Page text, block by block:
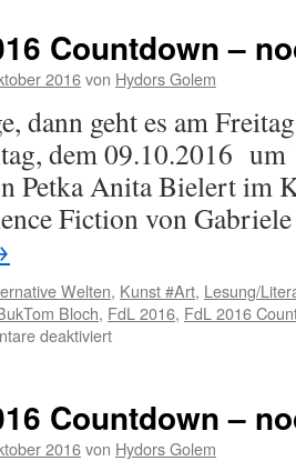
Countdown
–
2
Tage
Countdown –
2016von Hydors Golem
dann geht es am
dem 09.10.2016 um
Petka Anita Bielert im
Fiction von
Welten, Kunst #Art, Lesung/
Bloch, FdL 2016, FdL 2016
deaktiviertfür
Countdown
–
Countdown –
2016von Hydors Golem